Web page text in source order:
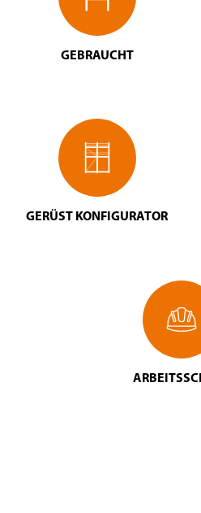
GEBRAUCHT
GERÜST KONFIGURATOR